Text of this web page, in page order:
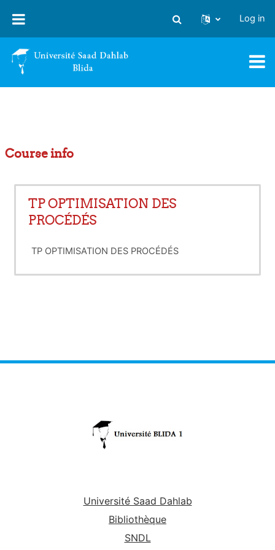
Toggle search input
Log in
Course info
TP OPTIMISATION DES
PROCÉDÉS
TP OPTIMISATION DES PROCÉDÉS
Université Saad Dahlab
Bibliothèque
SNDL